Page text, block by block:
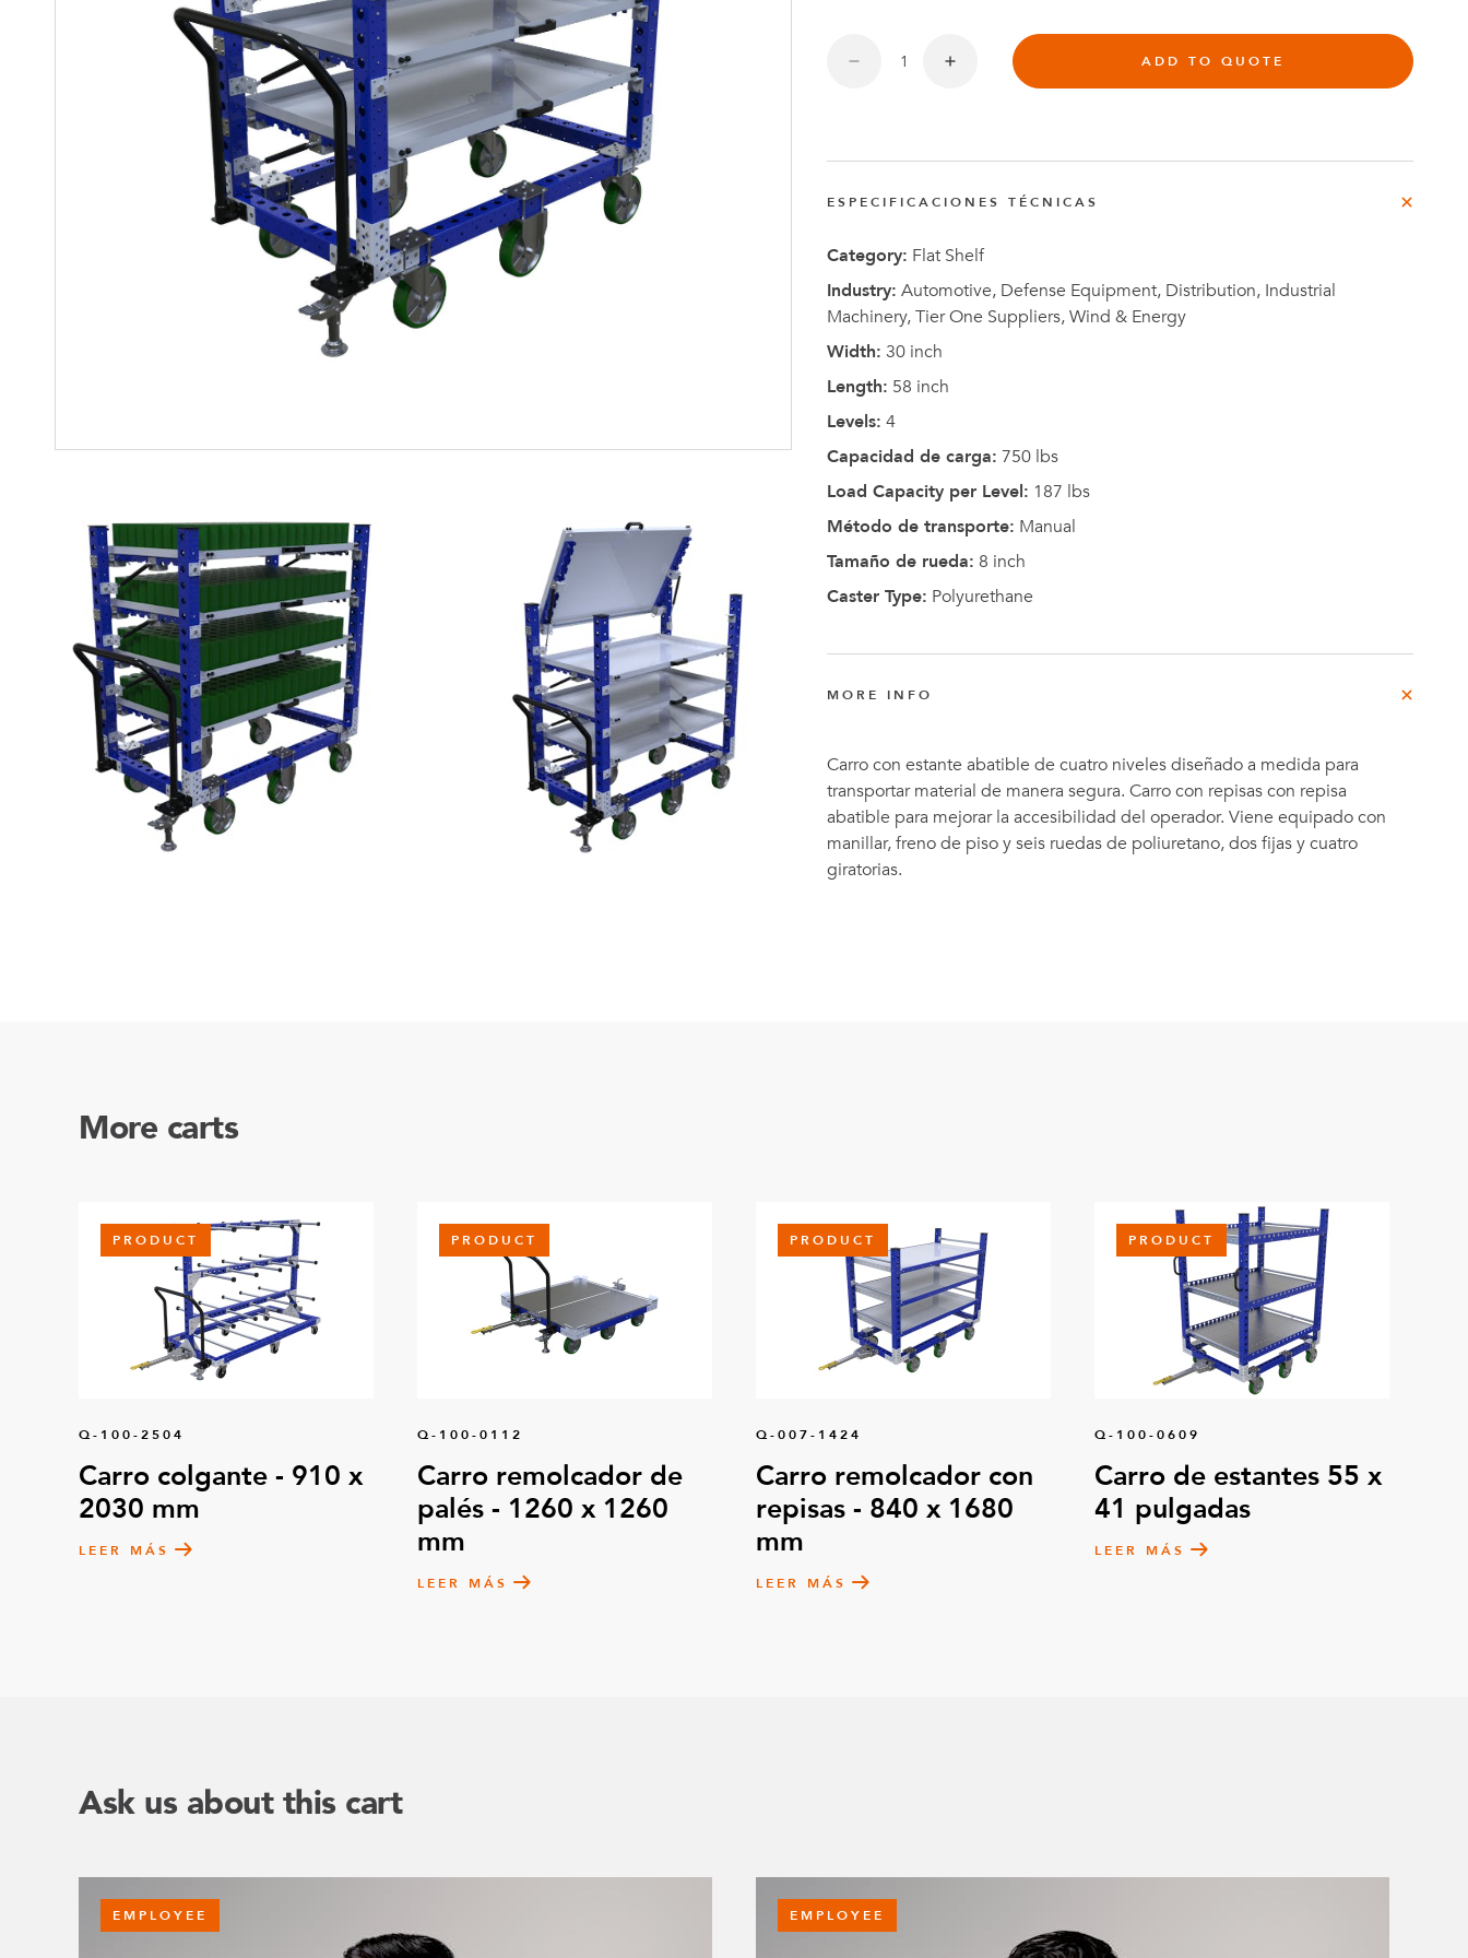
Soluciones para colgar
Soluciones Madre-Hija
Carros de kit y soluciones
Parts
Fogelberg
Ejecutivo
de
ADD TO QUOTE
ESPECIFICACIONES TÉCNICAS
Category: Flat Shelf
Industry: Automotive, Defense Equipment, Distribution, Industrial
Machinery, Tier One Suppliers, Wind & Energy
Width: 30 inch
Length: 58 inch
Levels: 4
Capacidad de carga: 750 lbs
Load Capacity per Level: 187 lbs
Método de transporte: Manual
Tamaño de rueda: 8 inch
Caster Type: Polyurethane
MORE INFO
Carro con estante abatible de cuatro niveles diseñado a medida para
transportar material de manera segura. Carro con repisas con repisa
abatible para mejorar la accesibilidad del operador. Viene equipado con
manillar, freno de piso y seis ruedas de poliuretano, dos fijas y cuatro
giratorias.
More carts
PRODUCT
Q-100-2504
Carro colgante - 910 x
2030 mm
LEER MÁS
PRODUCT
Q-100-0112
Carro remolcador de
palés - 1260 x 1260
mm
LEER MÁS
PRODUCT
Q-007-1424
Carro remolcador con
repisas - 840 x 1680
mm
LEER MÁS
PRODUCT
Q-100-0609
Carro de estantes 55 x
41 pulgadas
LEER MÁS
Ask us about this cart
EMPLOYEE EMPLOYEE